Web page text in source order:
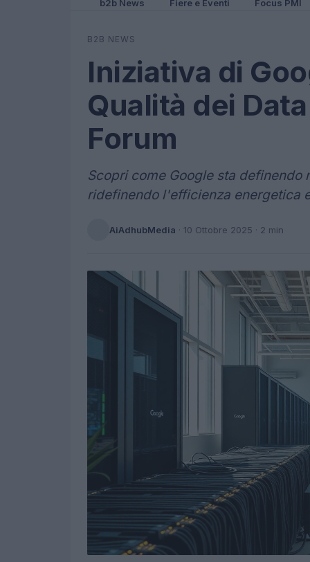
b2b News Fiere e Eventi Focus PMI
B2B NEWS
Iniziativa di
Qualità dei
Forum
Scopri come Google sta
ridefinendo l'efficienza energetica
AiAdhubMedia · 10 Ottobre 2025 · 2 min